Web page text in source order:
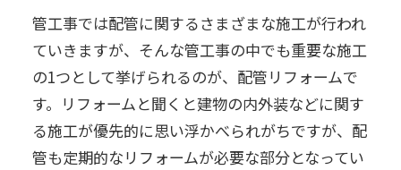
管工事では配管に関するさまざまな施工が行われ
ていきますが、そんな管工事の中でも重要な施工
の1つとして挙げられるのが、配管リフォームで
す。リフォームと聞くと建物の内外装などに関す
る施工が優先的に思い浮かべられがちですが、配
管も定期的なリフォームが必要な部分となってい